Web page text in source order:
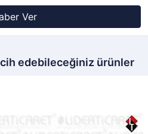
Ver
edebileceğiniz ürünler